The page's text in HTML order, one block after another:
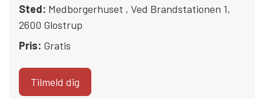
Sted: Medborgerhuset , Ved Brandstationen 1,
2600 Glostrup
Pris: Gratis
Tilmeld dig